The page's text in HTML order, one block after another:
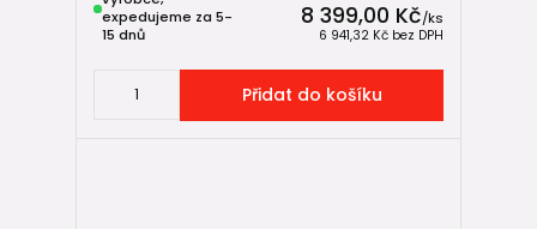
8 399,00 Kč/ks
6 941,32 Kč bez DPH
expedujeme za 5-
15 dnů
Přidat do košíku